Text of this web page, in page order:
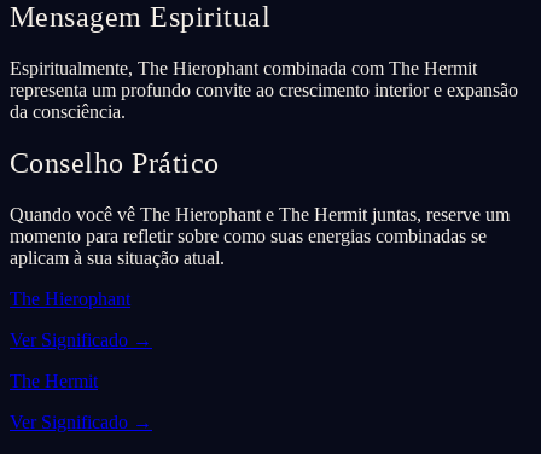
Mensagem Espiritual
Espiritualmente, The Hierophant combinada com The Hermit
representa um profundo convite ao crescimento interior e expansão
da consciência.
Conselho Prático
Quando você vê The Hierophant e The Hermit juntas, reserve um
momento para refletir sobre como suas energias combinadas se
aplicam à sua situação atual.
The Hierophant
Ver Significado →
The Hermit
Ver Significado →